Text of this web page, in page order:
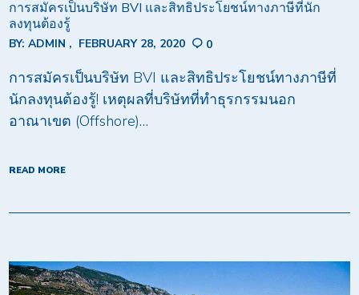
การสมัครเป็นบริษัท BVI และสิทธิประโยชน์ทางภาษีที่นัก
ลงทุนต้องรู้
BY:ADMIN FEBRUARY 28, 2020 0
การสมัครเป็นบริษัท BVI และสิทธิประโยชน์ทางภาษีที่
นักลงทุนต้องรู้! เหตุผลที่บริษัทที่ทำธุรกรรมนอก
อาณาเขต (Offshore)…
READ MORE